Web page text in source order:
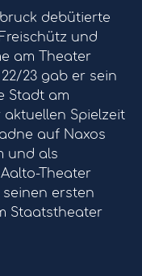
debütierte
und
am Theater
23 gab er sein
Stadt am
Spielzeit
auf Naxos
und als
Theater
seinen ersten
Staatstheater